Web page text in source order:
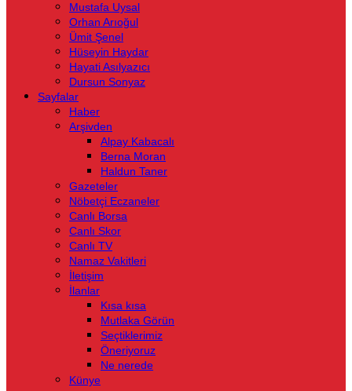
Mustafa Uysal
Orhan Arıoğul
Ümit Şenel
Hüseyin Haydar
Hayati Asılyazıcı
Dursun Sonyaz
Sayfalar
Haber
Arşivden
Alpay Kabacalı
Berna Moran
Haldun Taner
Gazeteler
Nöbetçi Eczaneler
Canlı Borsa
Canlı Skor
Canlı TV
Namaz Vakitleri
İletişim
İlanlar
Kısa kısa
Mutlaka Görün
Seçtiklerimiz
Öneriyoruz
Ne nerede
Künye